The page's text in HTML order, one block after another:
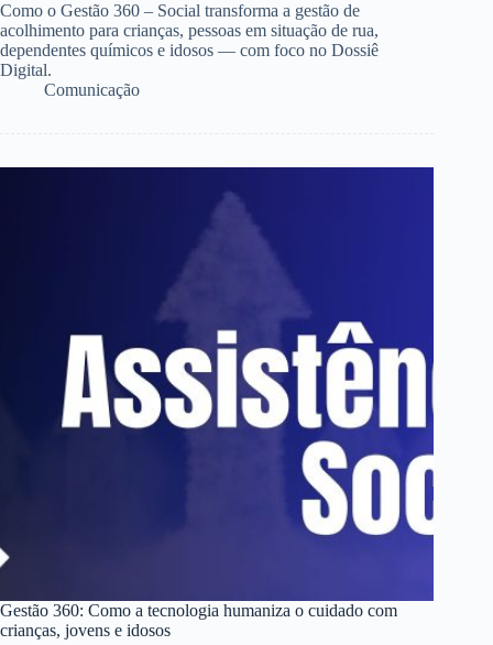
Como o Gestão 360 – Social transforma a gestão de
acolhimento para crianças, pessoas em situação de rua,
dependentes químicos e idosos — com foco no Dossiê
Digital.
Comunicação
Gestão 360: Como a tecnologia humaniza o cuidado com
crianças, jovens e idosos